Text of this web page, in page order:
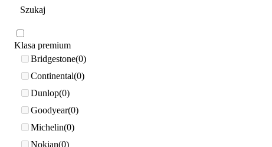
Klasa premium
Bridgestone 0
Continental 0
Dunlop 0
Goodyear 0
Michelin 0
Nokian 0